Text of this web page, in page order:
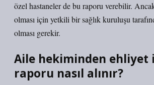
özel hastaneler de bu raporu verebilir.
olması için yetkili bir sağlık kuruluşu
olması gerekir.
Aile hekiminden ehliyet
raporu nasıl alınır?